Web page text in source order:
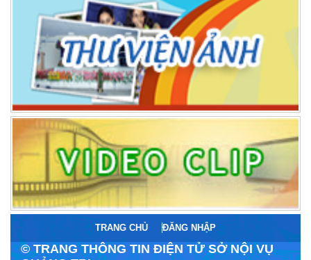
TRANG CHỦ ĐĂNG NHẬP
© TRANG THÔNG TIN ĐIỆN TỬ SỞ NỘI VỤ